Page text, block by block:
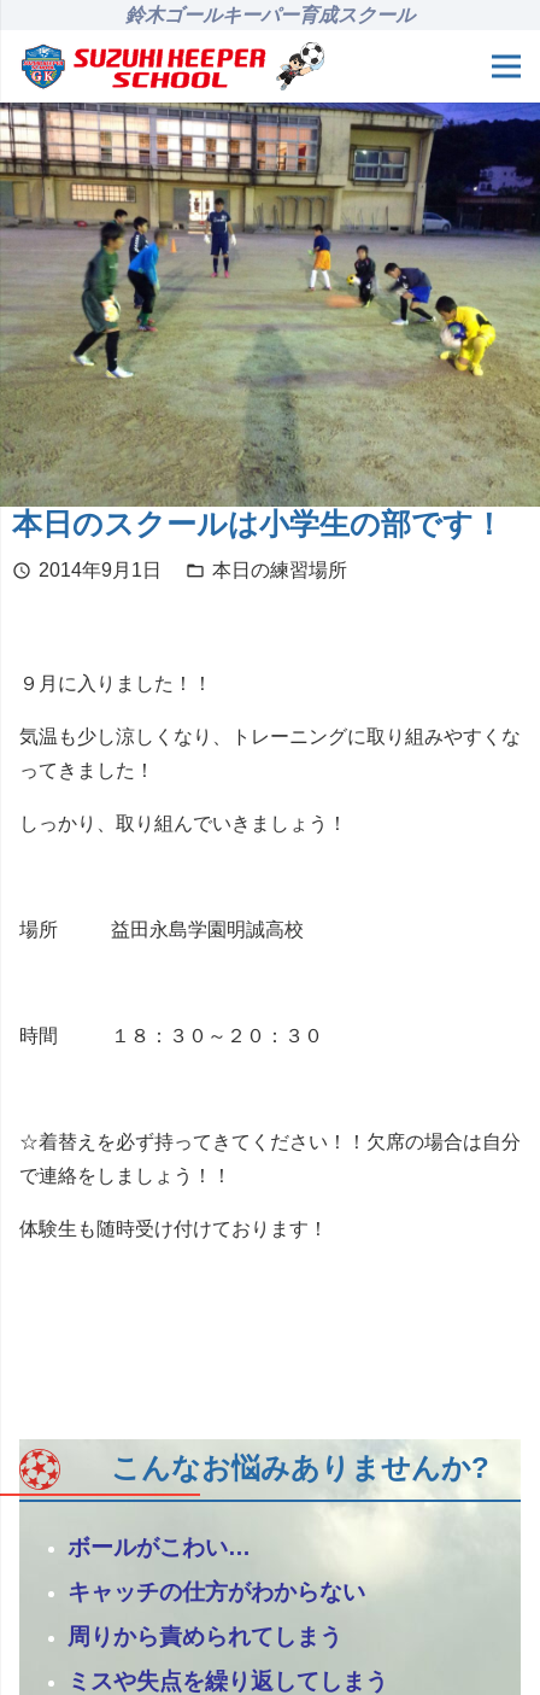
鈴木ゴールキーパー育成スクール
本日のスクールは小学生の部です！
schedule 2014年9月1日 folder_open 本日の練習場所
９月に入りました！！
気温も少し涼しくなり、トレーニングに取り組みやすくな
ってきました！
しっかり、取り組んでいきましょう！
場所 益田永島学園明誠高校
時間 １８：３０～２０：３０
☆着替えを必ず持ってきてください！！欠席の場合は自分
で連絡をしましょう！！
体験生も随時受け付けております！
こんなお悩みありませんか?
ボールがこわい…
キャッチの仕方がわからない
周りから責められてしまう
ミスや失点を繰り返してしまう